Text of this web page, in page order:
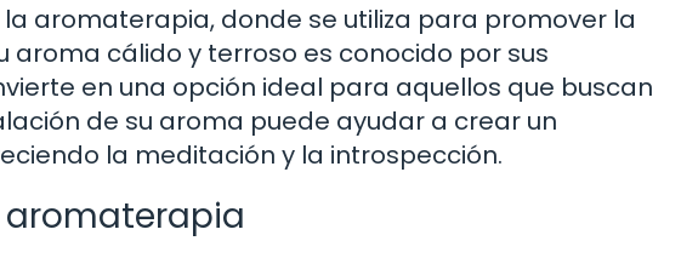
aromaterapia, donde se utiliza para promover la
aroma cálido y terroso es conocido por sus
en una opción ideal para aquellos que buscan
de su aroma puede ayudar a crear un
la meditación y la introspección.
aromaterapia